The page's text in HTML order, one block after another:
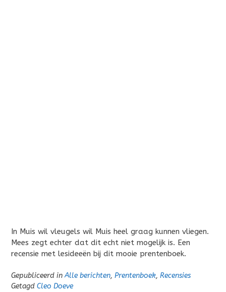
In Muis wil vleugels wil Muis heel graag kunnen vliegen.
Mees zegt echter dat dit echt niet mogelijk is. Een
recensie met lesideeën bij dit mooie prentenboek.
Gepubliceerd inAlle berichten, Prentenboek, Recensies
Getagd Cleo Doeve